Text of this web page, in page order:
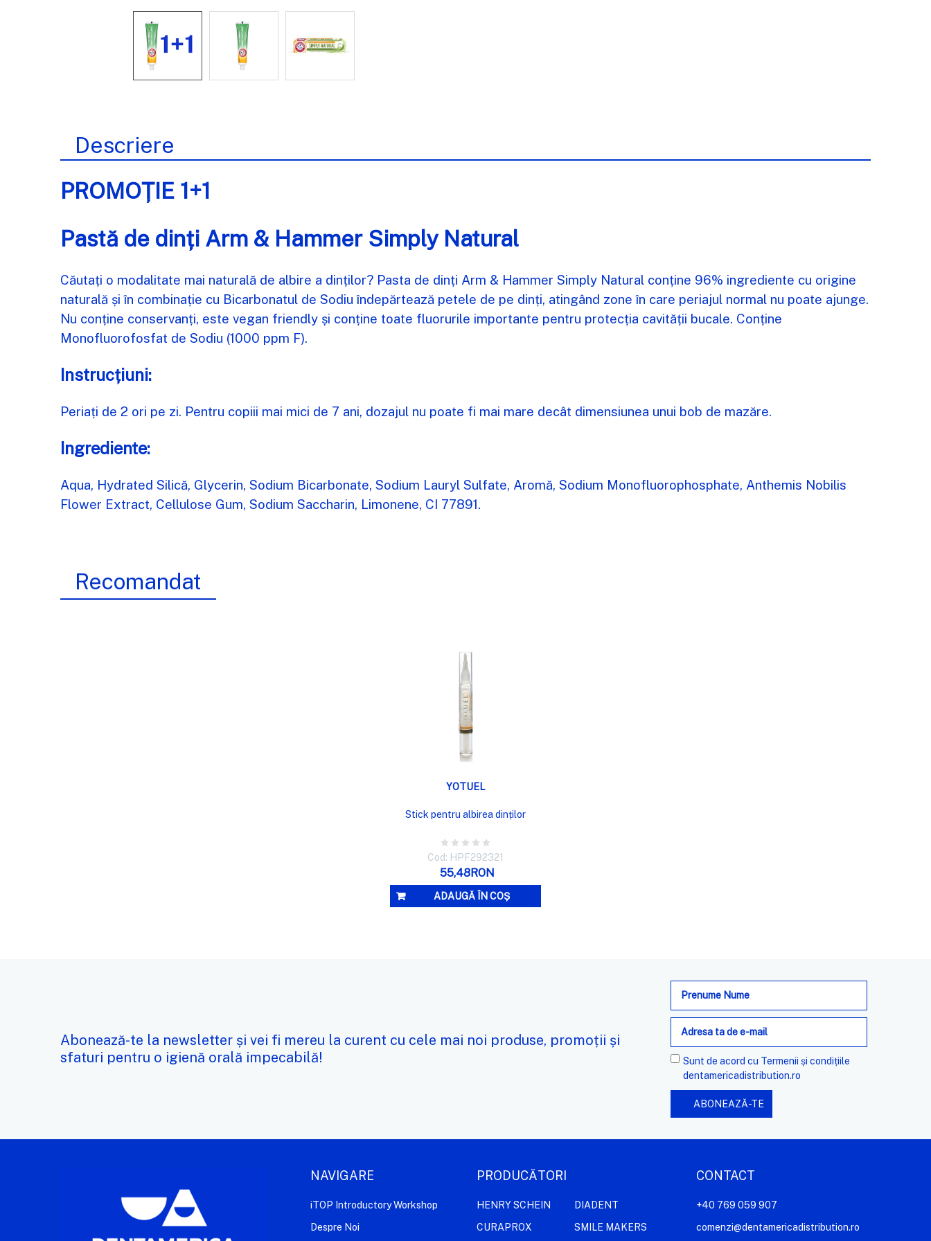
Descriere
PROMOȚIE 1+1
Pastă de dinți Arm & Hammer Simply Natural
Căutați o modalitate mai naturală de albire a dinților? Pasta de dinți Arm & Hammer Simply Natural conține 96% ingrediente cu origine
naturală și în combinație cu Bicarbonatul de Sodiu îndepărtează petele de pe dinți, atingând zone în care periajul normal nu poate ajunge.
Nu conține conservanți, este vegan friendly și conține toate fluorurile importante pentru protecția cavității bucale. Conține
Monofluorofosfat de Sodiu (1000 ppm F).
Instrucțiuni:
Periați de 2 ori pe zi. Pentru copiii mai mici de 7 ani, dozajul nu poate fi mai mare decât dimensiunea unui bob de mazăre.
Ingrediente:
Aqua, Hydrated Silică, Glycerin, Sodium Bicarbonate, Sodium Lauryl Sulfate, Aromă, Sodium Monofluorophosphate, Anthemis Nobilis
Flower Extract, Cellulose Gum, Sodium Saccharin, Limonene, CI 77891.
Recomandat
VIZUALIZARE RAPIDĂ
YOTUEL
Stick pentru albirea dinților
Cod: HPF292321
55,48RON
ADAUGĂ ÎN COȘ
Abonează-te la newsletter și vei fi mereu la curent cu cele mai noi produse, promoții și
sfaturi pentru o igienă orală impecabilă!
Adresa
e-
mail
Sunt de acord cu Termenii și condițiile
dentamericadistribution.ro
NAVIGARE
iTOP Introductory Workshop
Despre Noi
PRODUCĂTORI
HENRY SCHEIN
CURAPROX
DIADENT
SMILE MAKERS
CONTACT
+40 769 059 907
comenzi@dentamericadistribution.ro